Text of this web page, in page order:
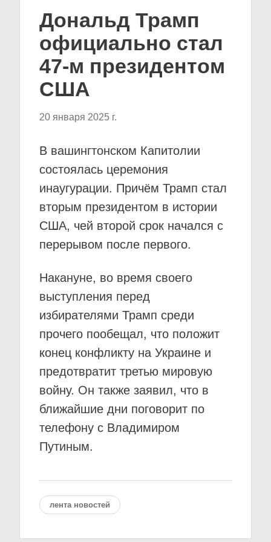
Дональд Трамп
официально стал
47-м президентом
США
20 января 2025 г.
В вашингтонском Капитолии
состоялась церемония
инаугурации. Причём Трамп стал
вторым президентом в истории
США, чей второй срок начался с
перерывом после первого.
Накануне, во время своего
выступления перед
избирателями Трамп среди
прочего пообещал, что положит
конец конфликту на Украине и
предотвратит третью мировую
войну. Он также заявил, что в
ближайшие дни поговорит по
телефону с Владимиром
Путиным.
лента новостей